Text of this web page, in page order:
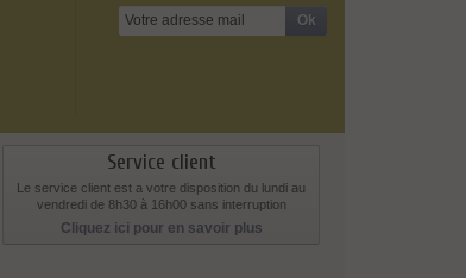
Service client
Le service client est a votre disposition du lundi au
vendredi de 8h30 à 16h00 sans interruption
Cliquez ici pour en savoir plus